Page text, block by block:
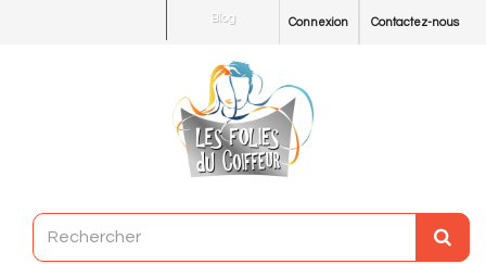
Contactez-nous
Connexion
Blog